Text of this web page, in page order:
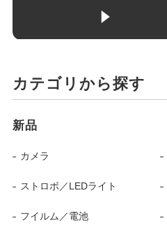
カテゴリから探す
新品
カメラ
ストロボ／LEDライト
フイルム／電池